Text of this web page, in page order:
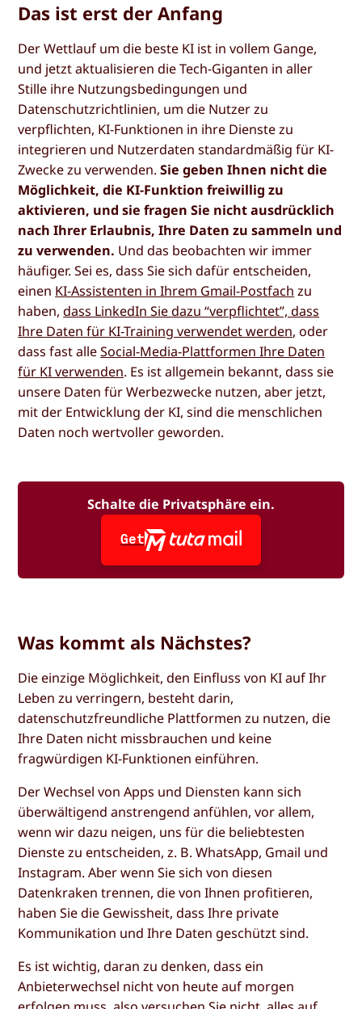
Das ist erst der Anfang
Der Wettlauf um die beste KI ist in vollem Gange,
und jetzt aktualisieren die Tech-Giganten in aller
Stille ihre Nutzungsbedingungen und
Datenschutzrichtlinien, um die Nutzer zu
verpflichten, KI-Funktionen in ihre Dienste zu
integrieren und Nutzerdaten standardmäßig für KI-
Zwecke zu verwenden.Sie geben Ihnen nicht die
Möglichkeit, die KI-Funktion freiwillig zu
aktivieren, und sie fragen Sie nicht ausdrücklich
nach Ihrer Erlaubnis, Ihre Daten zu sammeln und
zu verwenden. Und das beobachten wir immer
häufiger. Sei es, dass Sie sich dafür entscheiden,
einen KI-Assistenten in Ihrem Gmail-Postfach zu
haben,dass LinkedIn Sie dazu “verpflichtet”, dass
Ihre Daten für KI-Training verwendet werden, oder
dass fast alleSocial-Media-Plattformen Ihre Daten
für KI verwenden. Es ist allgemein bekannt, dass sie
unsere Daten für Werbezwecke nutzen, aber jetzt,
mit der Entwicklung der KI, sind die menschlichen
Daten noch wertvoller geworden.
Schalte die Privatsphäre ein.
Get
Was kommt als Nächstes?
Die einzige Möglichkeit, den Einfluss von KI auf Ihr
Leben zu verringern, besteht darin,
datenschutzfreundliche Plattformen zu nutzen, die
Ihre Daten nicht missbrauchen und keine
fragwürdigen KI-Funktionen einführen.
Der Wechsel von Apps und Diensten kann sich
überwältigend anstrengend anfühlen, vor allem,
wenn wir dazu neigen, uns für die beliebtesten
Dienste zu entscheiden, z. B. WhatsApp, Gmail und
Instagram. Aber wenn Sie sich von diesen
Datenkraken trennen, die von Ihnen profitieren,
haben Sie die Gewissheit, dass Ihre private
Kommunikation und Ihre Daten geschützt sind.
Es ist wichtig, daran zu denken, dass ein
Anbieterwechsel nicht von heute auf morgen